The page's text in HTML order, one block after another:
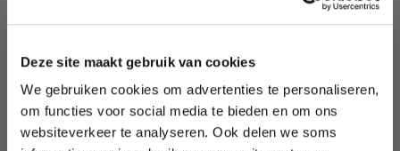
Deze site maakt gebruik van cookies
We gebruiken cookies om advertenties te personaliseren,
om functies voor social media te bieden en om ons
websiteverkeer te analyseren. Ook delen we soms
Productgalerij overslaan
Ddit zijn onze andere
Gelatine producten
10% korting?
Lees als eerste over nieuwe producten,
tutorials, aanbiedingen, evenementen,
wedstrijden en meer.